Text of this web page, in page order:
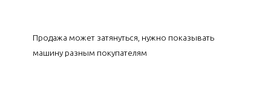
Продажа может затянуться, нужно показывать
машину разным покупателям